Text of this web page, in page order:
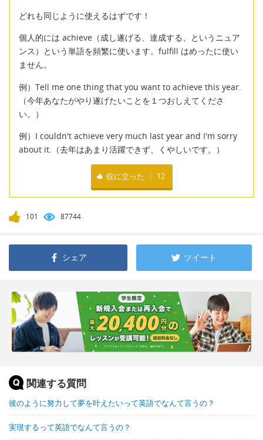
どれも同じように使えるはずです！
個人的には achieve（成し遂げる、達成する、というニュア
ンス）という単語を頻繁に使います。fulfill はめったに使い
ません。
例）Tell me one thing that you want to achieve this year.
（今年あなたがやり遂げたいことを１つおしえてくださ
い。）
例）I couldn't achieve very much last year and I'm sorry
about it.（去年はあまり活躍できず、くやしいです。）
役に立った 12
101 87744
シェア ツイート
関連する質問
彼のように努力して夢を叶えたいって英語でなんて言うの？
実現するって英語でなんて言うの？